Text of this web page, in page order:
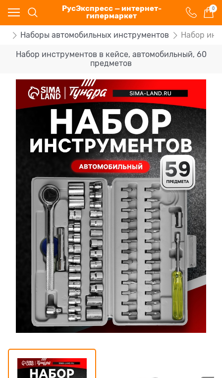
РусЭкспресс — интернет-
гипермаркет
0
Наборы автомобильных инструментов Набор
Набор инструментов в кейсе, автомобильный, 60
предметов